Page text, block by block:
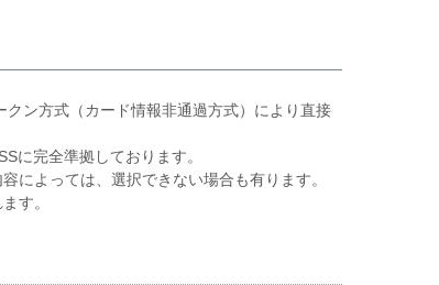
ン方式（カード情報非通過方式）により直接
に完全準拠しております。
によっては、選択できない場合も有ります。
す。